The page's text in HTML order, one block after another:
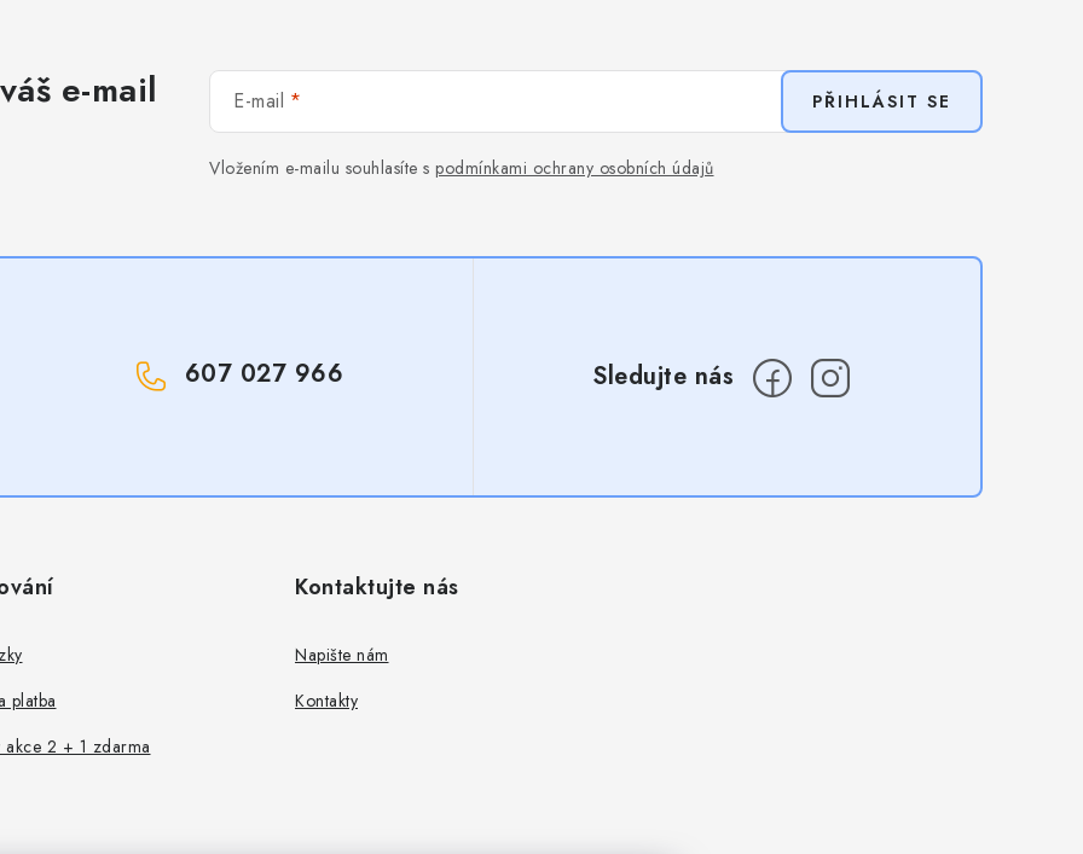
e-mail E-mail
Vložením e-mailu souhlasíte s podmínkami ochrany osobních údajů
PŘIHLÁSIT SE
607 027 966
platba
akce 2 + 1 zdarma
Kontaktujte nás
Napište nám
Kontakty